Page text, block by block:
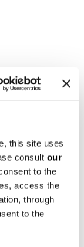
this site uses
consult our
to the
access the
through
to the